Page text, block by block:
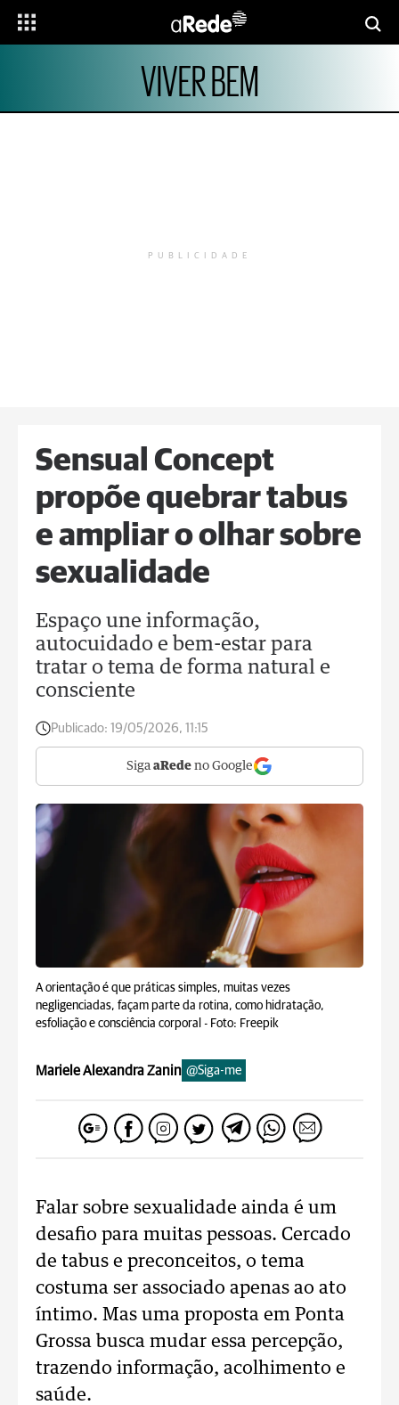
VIVER BEM
PUBLICIDADE
Sensual Concept
propõe quebrar tabus
e ampliar o olhar sobre
sexualidade
Espaço une informação,
autocuidado e bem-estar para
tratar o tema de forma natural e
consciente
Publicado: 19/05/2026, 11:15
Siga aRede no Google
A orientação é que práticas simples, muitas vezes
negligenciadas, façam parte da rotina, como hidratação,
esfoliação e consciência corporal - Foto: Freepik
Mariele Alexandra Zanin @Siga-me
Falar sobre sexualidade ainda é um
desafio para muitas pessoas. Cercado
de tabus e preconceitos, o tema
costuma ser associado apenas ao ato
íntimo. Mas uma proposta em Ponta
Grossa busca mudar essa percepção,
trazendo informação, acolhimento e
saúde.